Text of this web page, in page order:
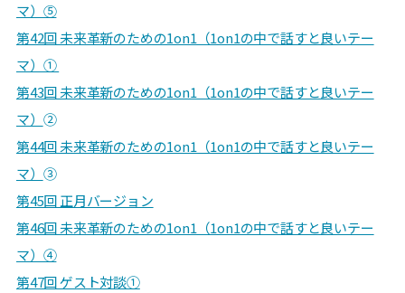
マ）⑤
第42回 未来革新のための1on1（1on1の中で話すと良いテー
マ）①
第43回 未来革新のための1on1（1on1の中で話すと良いテー
マ） ②
第44回 未来革新のための1on1（1on1の中で話すと良いテー
マ） ③
第45回 正月バージョン
第46回 未来革新のための1on1（1on1の中で話すと良いテー
マ）④
第47回 ゲスト対談①